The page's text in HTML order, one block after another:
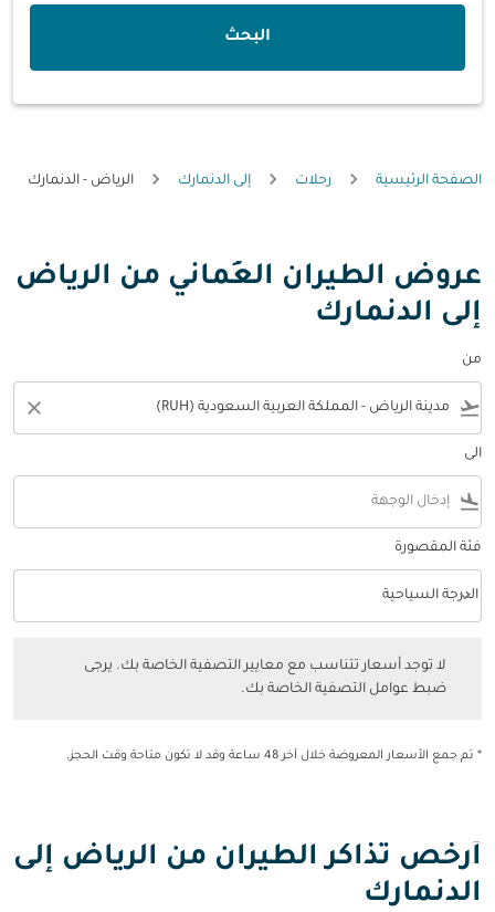
البحث
الصفحة الرئيسية رحلات إلى الدنمارك الرياض - الدنمارك
عروض الطيران العُماني من الرياض
إلى الدنمارك
من
flight_takeoff
close
الى
flight_land
فئة المقصورة
فئة المقصورة option الدرجة السياحية Selected
الدرجة السياحية
keyboard_arrow_down
لا توجد أسعار تتناسب مع معايير التصفية الخاصة بك. يرجى
ضبط عوامل التصفية الخاصة بك.
* تم جمع الأسعار المعروضة خلال آخر 48 ساعة وقد لا تكون متاحة وقت الحجز.
أرخص تذاكر الطيران من الرياض إلى
الدنمارك